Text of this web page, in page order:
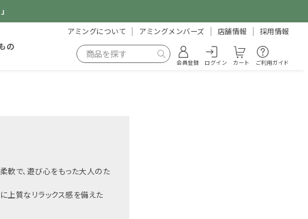
の
アミングについて アミングメンバーズ 店舗情報 採用情報
会員登録 ログイン カート ご利用ガイド
軟で、遊び心をもった大人のた
上質なリラックス感を備えた